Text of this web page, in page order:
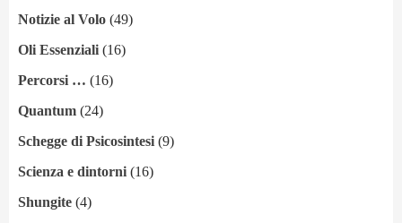
Notizie al Volo (49)
Oli Essenziali (16)
Percorsi … (16)
Quantum (24)
Schegge di Psicosintesi (9)
Scienza e dintorni (16)
Shungite (4)